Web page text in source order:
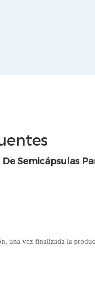
Semicápsulas
una vez finalizada la